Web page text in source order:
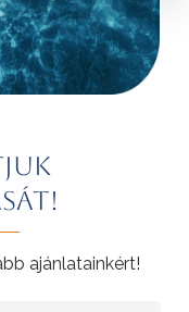
ajánlatainkért!